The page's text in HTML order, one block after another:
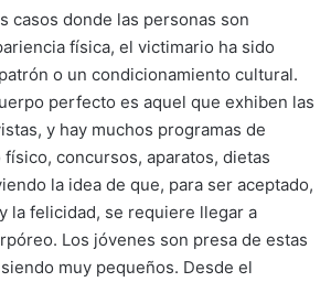
casos donde las personas son
física, el victimario ha sido
o un condicionamiento cultural.
perfecto es aquel que exhiben las
y hay muchos programas de
concursos, aparatos, dietas
la idea de que, para ser aceptado,
la felicidad, se requiere llegar a
Los jóvenes son presa de estas
muy pequeños. Desde el